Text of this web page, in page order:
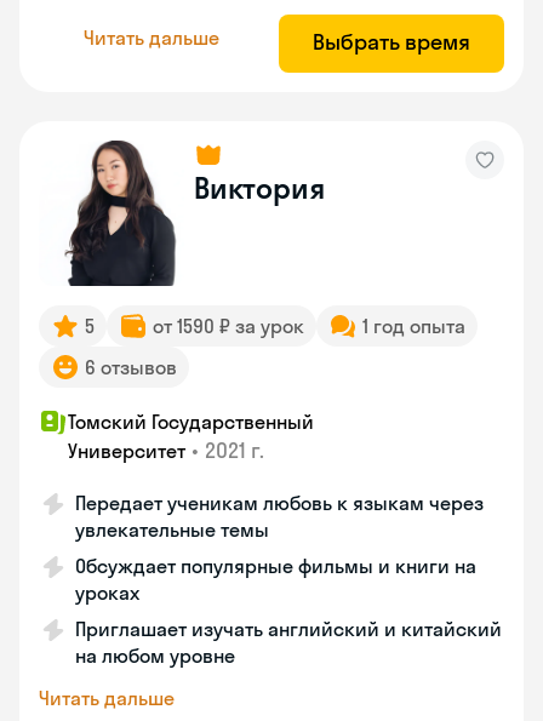
Читать дальше Выбрать время
Виктория
5 от 1590 ₽ за урок
1 год опыта
6 отзывов
Томский Государственный
Университет • 2021 г.
Передает ученикам любовь к языкам через
увлекательные темы
Обсуждает популярные фильмы и книги на
уроках
Приглашает изучать английский и китайский
на любом уровне
Читать дальше